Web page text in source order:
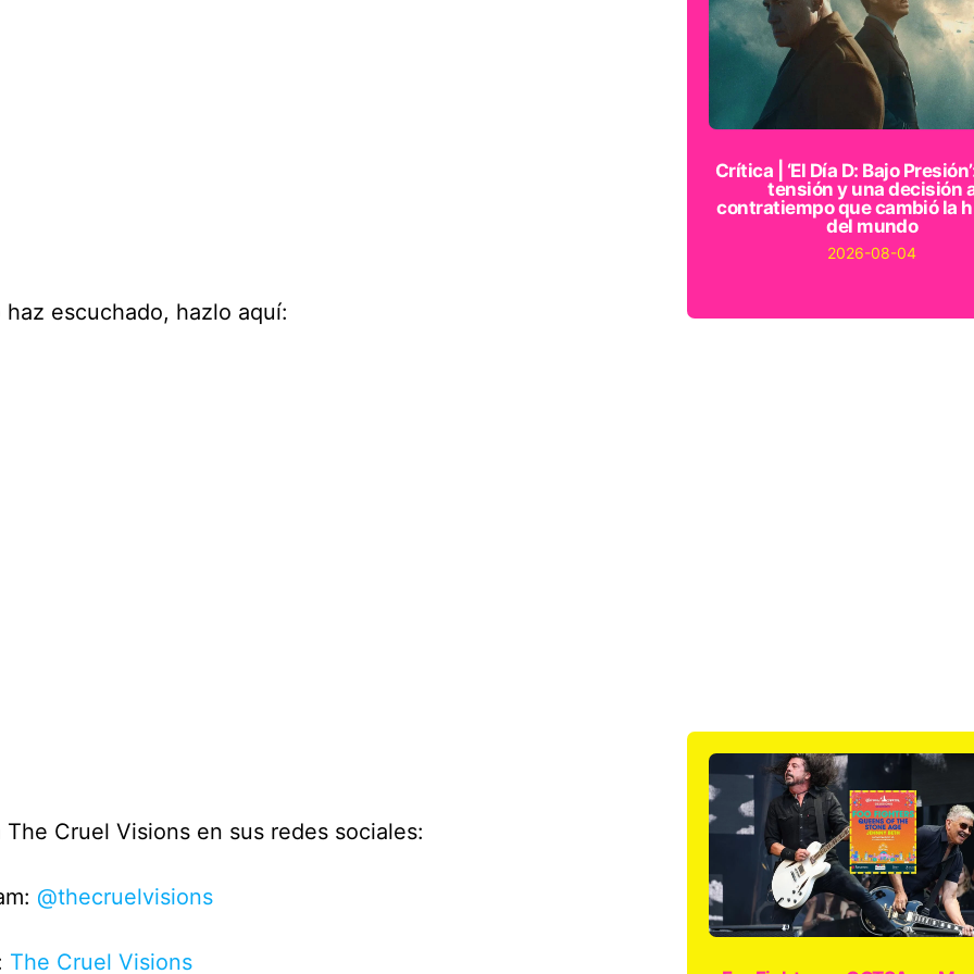
haz escuchado, hazlo aquí:
The Cruel Visions en sus redes sociales:
@thecruelvisions
The Cruel Visions
Crítica | ‘El Día D: Bajo
tensión y una decisión
contratiempo que cambió la
del mundo
2026-08-04